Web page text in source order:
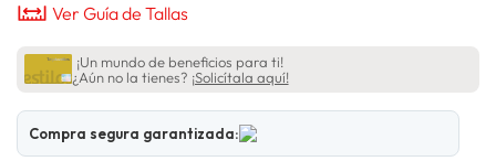
Ver Guía de Tallas
¡Un mundo de beneficios para ti!
¿Aún no la tienes? ¡Solicítala aquí!
Compra segura garantizada: